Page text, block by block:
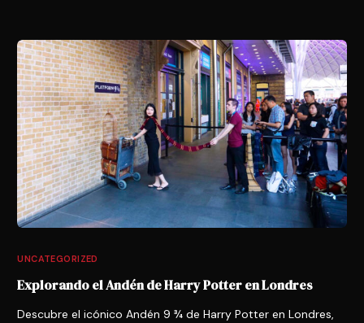
UNCATEGORIZED
Explorando el Andén de Harry Potter en Londres
Descubre el icónico Andén 9 ¾ de Harry Potter en Londres,